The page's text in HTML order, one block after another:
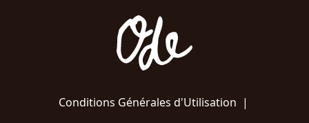
Conditions Générales d'Utilisation |